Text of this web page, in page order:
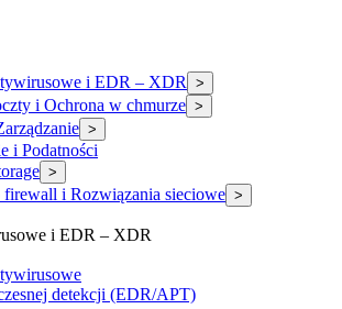
i EDR – XDR >
i Ochrona w chmurze >
>
i Podatności
>
i Rozwiązania sieciowe >
i EDR – XDR
detekcji (EDR/APT)